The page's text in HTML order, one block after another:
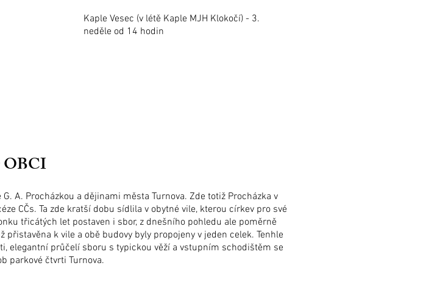
Kaple Vesec (v létě Kaple MJH Klokočí) - 3.
neděle od 14 hodin
A. Procházkou a dějinami města Turnova. Zde totiž Procházka v
CČs. Ta zde kratší dobu sídlila v obytné vile, kterou církev pro své
třicátých let postaven i sbor, z dnešního pohledu ale poměrně
k vile a obě budovy byly propojeny v jeden celek. Tenhle
elegantní průčelí sboru s typickou věží a vstupním schodištěm se
parkové čtvrti Turnova.